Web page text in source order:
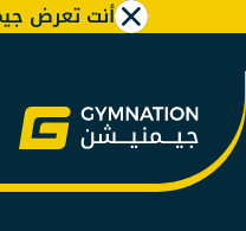
أنت تعرض